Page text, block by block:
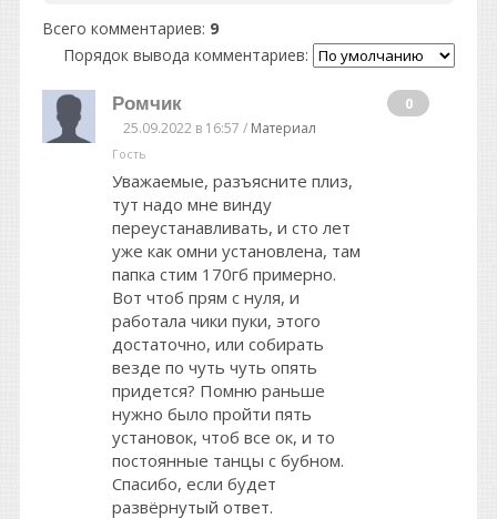
Всего комментариев: 9
Порядок вывода комментариев:
Ромчик
25.09.2022 в 16:57 / Материал
Гость
Уважаемые, разъясните плиз,
тут надо мне винду
переустанавливать, и сто лет
уже как омни установлена, там
папка стим 170гб примерно.
Вот чтоб прям с нуля, и
работала чики пуки, этого
достаточно, или собирать
везде по чуть чуть опять
придется? Помню раньше
нужно было пройти пять
установок, чтоб все ок, и то
постоянные танцы с бубном.
Спасибо, если будет
развёрнутый ответ.
0